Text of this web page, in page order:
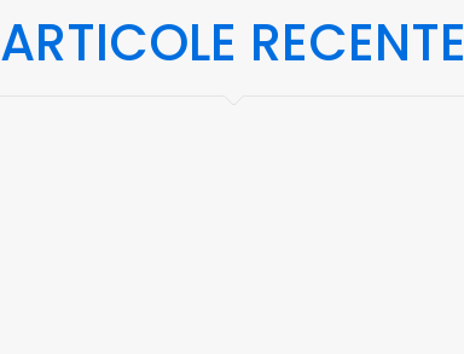
ARTICOLE RECENTE